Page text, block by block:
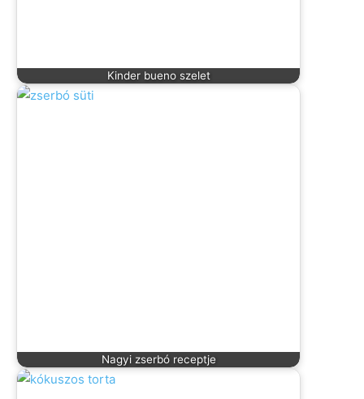
Kinder bueno szelet
Nagyi zserbó receptje